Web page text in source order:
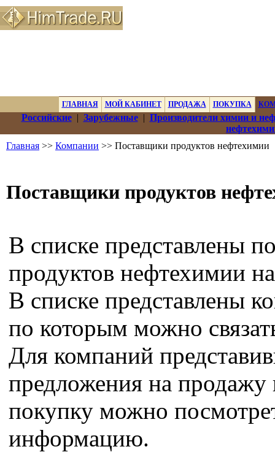
ГЛАВНАЯ МОЙ КАБИНЕТ ПРОДАЖА ПОКУПКА
Российские| Зарубежные| Производители химии и
Главная >> Компании >> Поставщики продуктов нефтехимии
Поставщики продуктов
В списке представлены
продуктов нефтехимии
В списке представлены
по которым можно
Для компаний
предложения на продажу
покупку можно
информацию.